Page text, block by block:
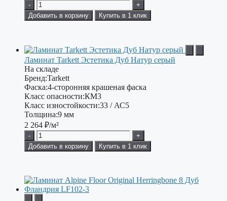
-
+
Добавить в корзину
Купить в 1 клик
Ламинат Tarkett Эстетика Дуб Натур серый
На складе
Бренд:Tarkett
Фаска:4-сторонняя крашеная фаска
Класс опасности:КМ3
Класс изностойкости:33 / АС5
Толщина:9 мм
2 264 ₽/м²
-
+
Добавить в корзину
Купить в 1 клик